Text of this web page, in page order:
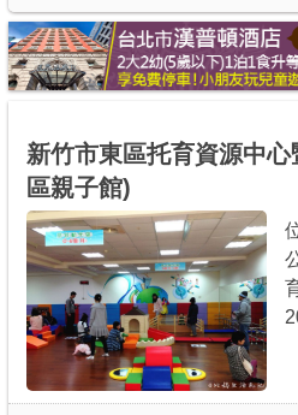
新竹市東區托育資源中
區親子館)